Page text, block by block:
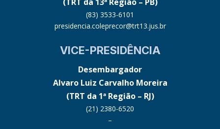
(83) 3533-6101
presidencia.coleprecor@trt13.jus.br
VICE-PRESIDÊNCIA
Desembargador
Alvaro Luiz Carvalho Moreira
(TRT da 1ª Região – RJ)
(21) 2380-6520
–